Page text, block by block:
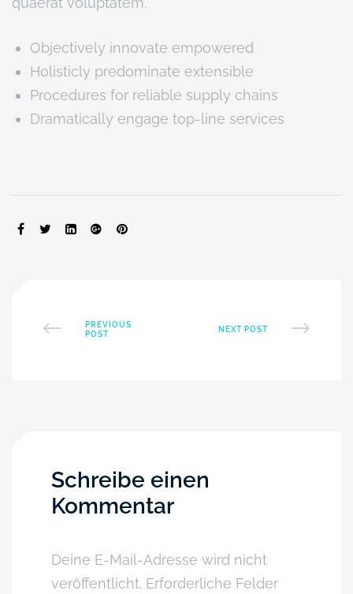
Objectively innovate empowered
Holisticly predominate extensible
Procedures for reliable supply chains
Dramatically engage top-line services
SHARE:
PREVIOUS
POST
NEXT POST
Schreibe einen
Kommentar
Deine E-Mail-Adresse wird nicht
veröffentlicht. Erforderliche Felder